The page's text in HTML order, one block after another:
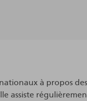
à propos
assiste